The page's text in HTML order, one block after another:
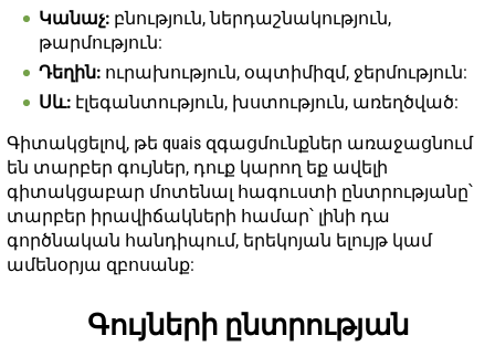
Կանաչ: բնություն, ներդաշնակություն,
թարմություն:
Դեղին: ուրախություն, օպտիմիզմ, ջերմություն:
Սև: էլեգանտություն, խստություն, առեղծված:
Գիտակցելով, թե quais զգացմունքներ առաջացնում
են տարբեր գույներ, դուք կարող եք ավելի
գիտակցաբար մոտենալ հագուստի ընտրությանը՝
տարբեր իրավիճակների համար՝ լինի դա
գործնական հանդիպում, երեկոյան ելույթ կամ
ամենօրյա զբոսանք:
Գույների ընտրության